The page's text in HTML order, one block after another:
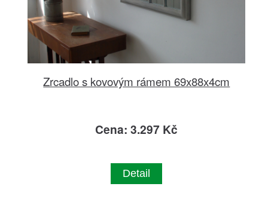
Zrcadlo s kovovým rámem 69x88x4cm
Cena: 3.297 Kč
Detail